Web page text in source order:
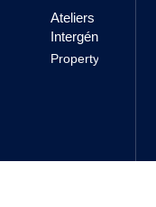
Ateliers
Property Info